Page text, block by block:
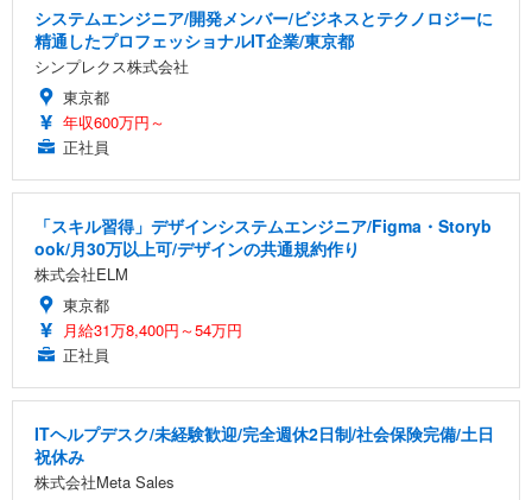
システムエンジニア/開発メンバー/ビジネスとテクノロジーに
精通したプロフェッショナルIT企業/東京都
シンプレクス株式会社
東京都
年収600万円～
正社員
「スキル習得」デザインシステムエンジニア/Figma・Storyb
ook/月30万以上可/デザインの共通規約作り
株式会社ELM
東京都
月給31万8,400円～54万円
正社員
ITヘルプデスク/未経験歓迎/完全週休2日制/社会保険完備/土日
祝休み
株式会社Meta Sales